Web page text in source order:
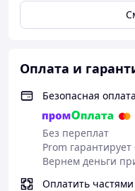
Оплата и
Безопасная
Без переплат
Prom гарантирует
Вернем деньги
Оплатить частями